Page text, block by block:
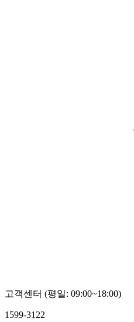
고객센터 (평일: 09:00~18:00)
1599-3122